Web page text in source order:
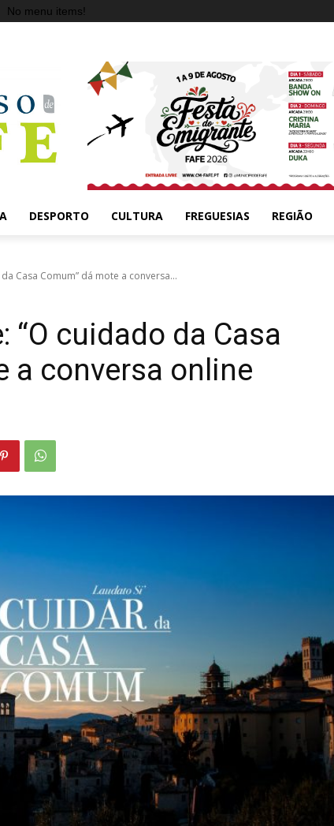
No menu items!
DESPORTO CULTURA FREGUESIAS REGIÃO
Casa Comum” dá mote a conversa...
“O cuidado da Casa
a conversa online